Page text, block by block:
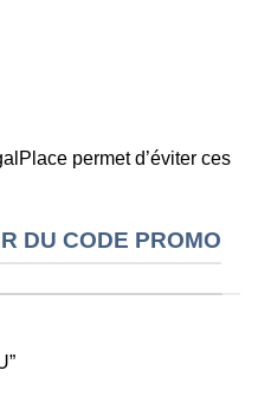
permet d’éviter ces
DU CODE PROMO